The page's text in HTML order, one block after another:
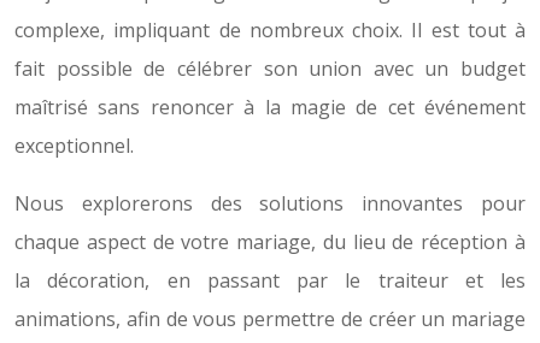
complexe, impliquant de nombreux choix. Il est tout à
fait possible de célébrer son union avec un budget
maîtrisé sans renoncer à la magie de cet événement
exceptionnel.
Nous explorerons des solutions innovantes pour
chaque aspect de votre mariage, du lieu de réception à
la décoration, en passant par le traiteur et les
animations, afin de vous permettre de créer un mariage